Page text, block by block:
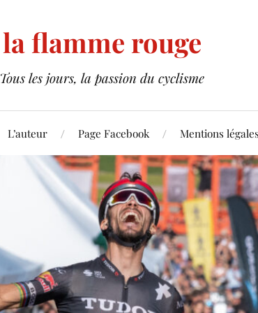
la flamme rouge
Tous les jours, la passion du cyclisme
L’auteur Page Facebook Mentions